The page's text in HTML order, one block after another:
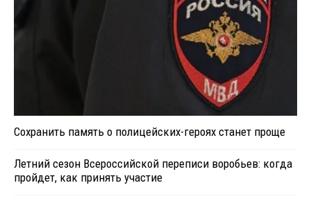
Сохранить память о полицейских-героях станет проще
Летний сезон Всероссийской переписи воробьев: когда
пройдет, как принять участие